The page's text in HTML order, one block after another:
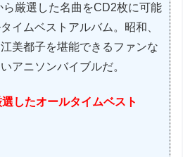
厳選した名曲をCD2枚に可能
イムベストアルバム。昭和、
美都子を堪能できるファンな
アニソンバイブルだ。
したオールタイムベスト